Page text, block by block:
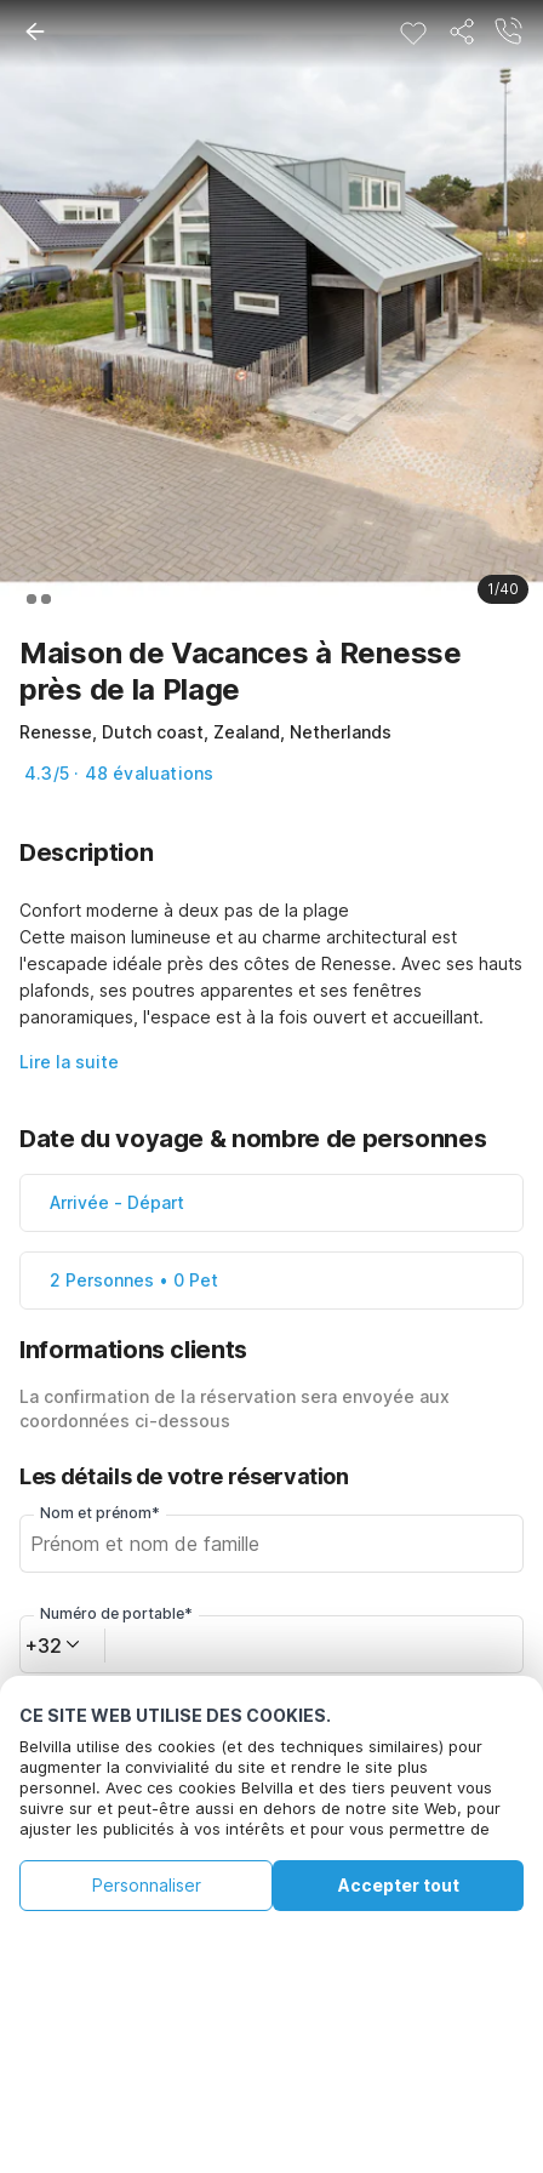
CE SITE WEB UTILISE DES COOKIES.
Belvilla utilise des cookies (et des techniques similaires) pour
augmenter la convivialité du site et rendre le site plus
personnel. Avec ces cookies Belvilla et des tiers peuvent vous
suivre sur et peut-être aussi en dehors de notre site Web, pour
ajuster les publicités à vos intérêts et pour vous permettre de
Accepter, vous acceptez de le faire. Plus d'informations peuvent
être trouvées dans notre
politique de cookie.
Accepter tout
Personnaliser
1/40
Maison de Vacances à Renesse
près de la Plage
Renesse, Dutch coast, Zealand, Netherlands
4.3/5 · 48 évaluations
Description
Confort moderne à deux pas de la plage
Cette maison lumineuse et au charme architectural est
l'escapade idéale près des côtes de Renesse. Avec ses hauts
plafonds, ses poutres apparentes et ses fenêtres
panoramiques, l'espace est à la fois ouvert et accueillant.
Lire la suite
Date du voyage & nombre de personnes
Arrivée - Départ
2 Personnes • 0 Pet
Informations clients
La confirmation de la réservation sera envoyée aux
coordonnées ci-dessous
Les détails de votre réservation
Nom et prénom*
Numéro de portable*
+32
Votre adresse e-mail*
Cliquez ici pour vous désabonner des offres de Belvilla. Vous
pouvez vous désinscrire à tout moment à l'avenir
Voir les disponibilités
€434
+
Voir les disponibilités